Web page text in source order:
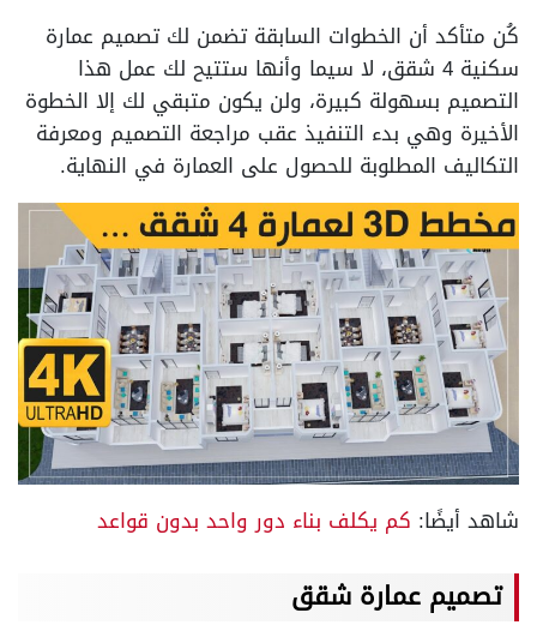
كُن متأكد أن الخطوات السابقة تضمن لك تصميم عمارة
سكنية 4 شقق، لا سيما وأنها ستتيح لك عمل هذا
التصميم بسهولة كبيرة، ولن يكون متبقي لك إلا الخطوة
الأخيرة وهي بدء التنفيذ عقب مراجعة التصميم ومعرفة
التكاليف المطلوبة للحصول على العمارة في النهاية.
شاهد أيضًا: كم يكلف بناء دور واحد بدون قواعد
تصميم عمارة شقق